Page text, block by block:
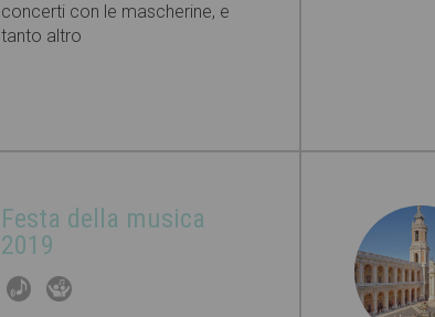
concerti con le mascherine, e
tanto altro
Festa della musica
2019